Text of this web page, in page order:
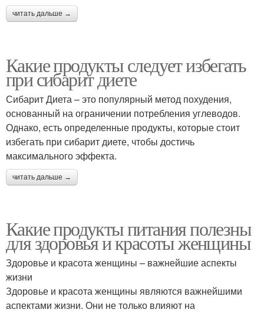
читать дальше →
Какие продукты следует избегать
при сибарит диете
Сибарит Диета – это популярный метод похудения,
основанный на ограничении потребления углеводов.
Однако, есть определенные продукты, которые стоит
избегать при сибарит диете, чтобы достичь
максимального эффекта.
читать дальше →
Какие продукты питания полезны
для здоровья и красоты женщины
Здоровье и красота женщины – важнейшие аспекты
жизни
Здоровье и красота женщины являются важнейшими
аспектами жизни. Они не только влияют на